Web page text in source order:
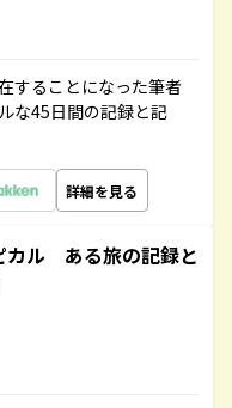
することになった筆者
な45日間の記録と記
詳細を見る
カル ある旅の記録と